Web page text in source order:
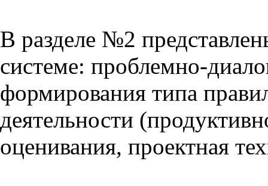
В разделе №2
системе: проблемно-
формирования типа
деятельности
оценивания, проектная